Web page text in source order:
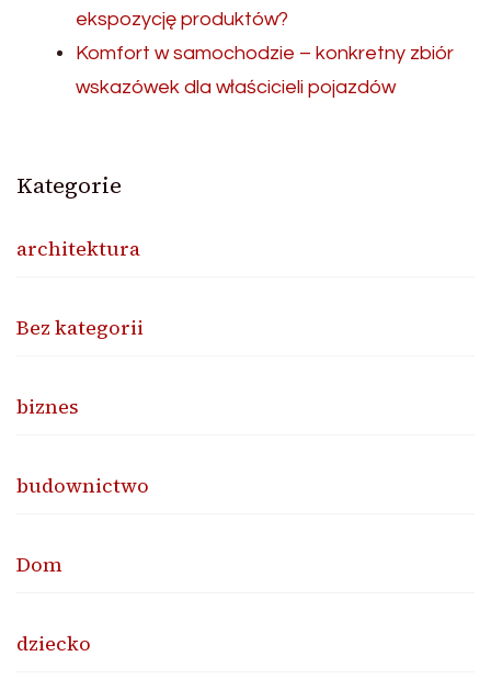
ekspozycję produktów?
Komfort w samochodzie – konkretny zbiór
wskazówek dla właścicieli pojazdów
Kategorie
architektura
Bez kategorii
biznes
budownictwo
Dom
dziecko